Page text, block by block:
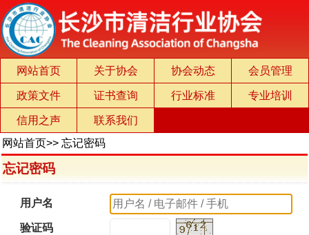
网站首页 关于协会 协会动态 会员管理
政策文件 证书查询 行业标准 专业培训
信用之声
联系我们
网站首页>> 忘记密码
忘记密码
用户名
验证码